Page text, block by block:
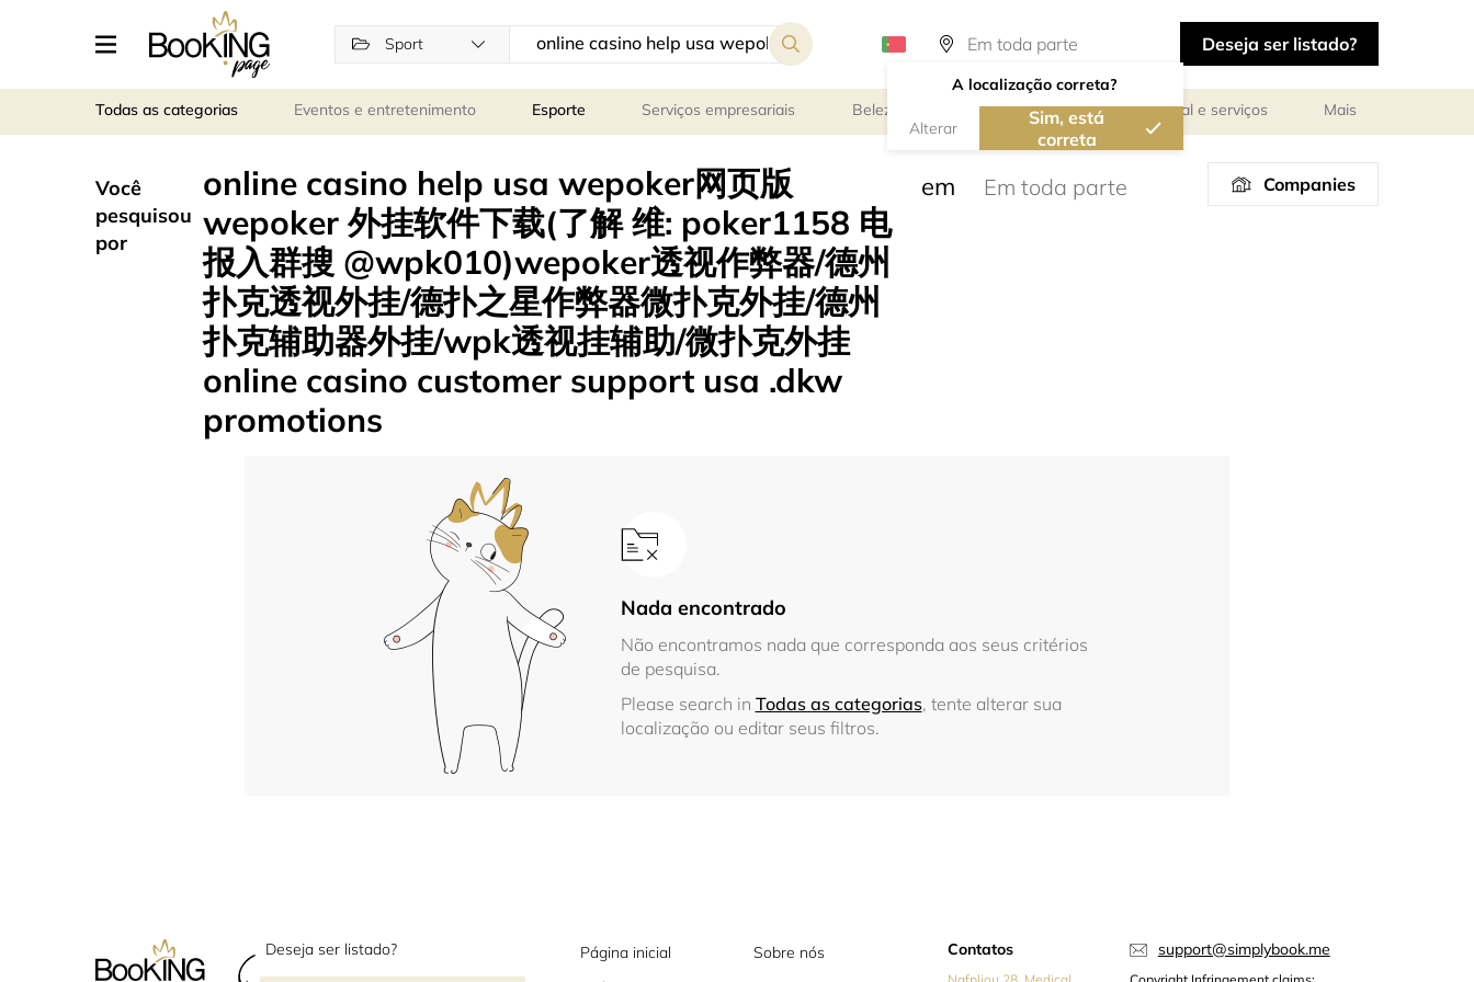
Sport
A localização correta?
Alterar
Sim, está
correta
Deseja ser listado?
Todas as categorias Eventos e entretenimento Esporte Serviços empresariais Beleza e bem-estar Reuniões de pessoal e serviços Mais
Você
pesquisou
por
online casino help usa wepoker网页版
wepoker 外挂软件下载(了解 维: poker1158 电
报入群搜 @wpk010)wepoker透视作弊器/德州
扑克透视外挂/德扑之星作弊器微扑克外挂/德州
扑克辅助器外挂/wpk透视挂辅助/微扑克外挂
online casino customer support usa .dkw
promotions
em Companies
Nada encontrado
Não encontramos nada que corresponda aos seus critérios
de pesquisa.
Please search in Todas as categorias, tente alterar sua
localização ou editar seus filtros.
Deseja ser listado? Página inicial
Sobre nós
Contatos support@simplybook.me